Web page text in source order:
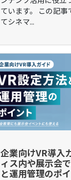
ています。 この記事
てシネマ...
企業向けVR導入
ィス内や展示会
と運用管理のポ